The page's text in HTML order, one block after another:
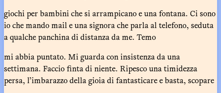
giochi per bambini che si arrampicano e una fontana. Ci sono
io che mando mail e una signora che parla al telefono, seduta
a qualche panchina di distanza da me. Temo
mi abbia puntato. Mi guarda con insistenza da una
settimana. Faccio finta di niente. Ripesco una timidezza
persa, l’imbarazzo della gioia di fantasticare e basta, scopare